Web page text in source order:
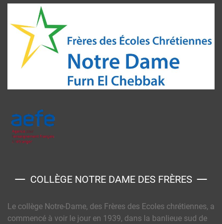
COLLÈGE NOTRE DAME DES FRÈRES
Le collège Notre-Dame, des Frères des Ecoles chrétiennes, a
commencé à voir le jour en 1939, dans la banlieue sud de